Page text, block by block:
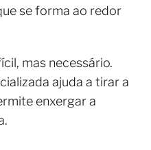
se forma ao redor
mas necessário.
ajuda a tirar a
enxergar a